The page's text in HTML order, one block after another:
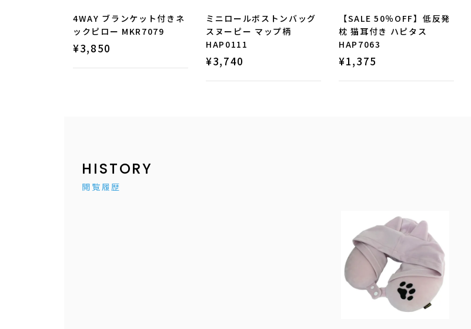
4WAY ブランケット付きネ
ックピロー MKR7079
¥3,850
ミニロールボストンバッグ
スヌーピー マップ柄
HAP0111
¥3,740
【SALE 50％OFF】低反発
枕 猫耳付き ハピタス
HAP7063
¥1,375
閲覧履歴
HISTORY